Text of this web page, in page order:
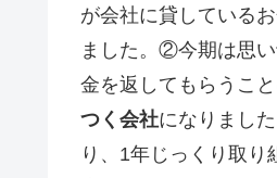
が会社に貸している
ました。②今期は思
金を返してもらうこ
つく会社になりまし
り、1年じっくり取